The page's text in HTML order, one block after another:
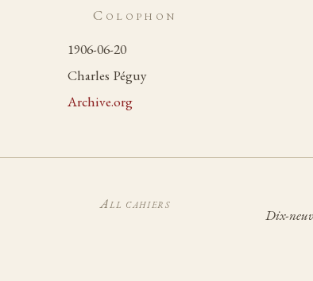
Colophon
1906-06-20
Charles Péguy
Archive.org
All cahiers
Dix-